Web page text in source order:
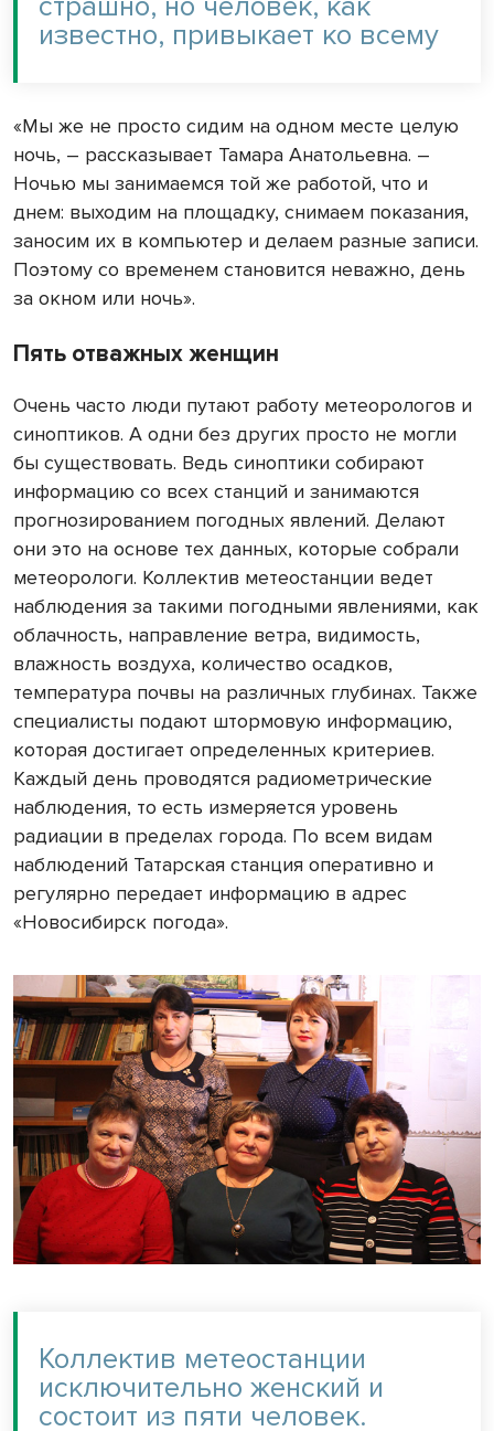
известно, привыкает ко всему
«Мы же не просто сидим на одном месте целую
ночь, – рассказывает Тамара Анатольевна. –
Ночью мы занимаемся той же работой, что и
днем: выходим на площадку, снимаем показания,
заносим их в компьютер и делаем разные записи.
Поэтому со временем становится неважно, день
за окном или ночь».
Пять отважных женщин
Очень часто люди путают работу метеорологов и
синоптиков. А одни без других просто не могли
бы существовать. Ведь синоптики собирают
информацию со всех станций и занимаются
прогнозированием погодных явлений. Делают
они это на основе тех данных, которые собрали
метеорологи. Коллектив метеостанции ведет
наблюдения за такими погодными явлениями, как
облачность, направление ветра, видимость,
влажность воздуха, количество осадков,
температура почвы на различных глубинах. Также
специалисты подают штормовую информацию,
которая достигает определенных критериев.
Каждый день проводятся радиометрические
наблюдения, то есть измеряется уровень
радиации в пределах города. По всем видам
наблюдений Татарская станция оперативно и
регулярно передает информацию в адрес
«Новосибирск погода».
Коллектив метеостанции
исключительно женский и
состоит из пяти человек.